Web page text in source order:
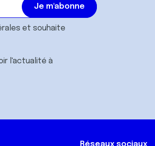
et souhaite
l'actualité à